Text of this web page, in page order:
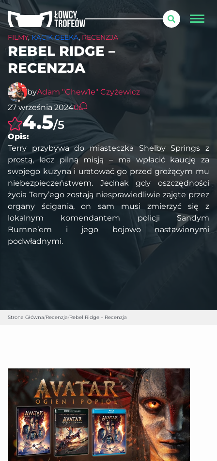
FILMY,KĄCIK GEEKA, RECENZJA
REBEL RIDGE –
RECENZJA
byAdam "Chew1e" Czyżewicz
27 września 20240
4.5/5
Opis:
Terry przybywa do miasteczka Shelby Springs z
prostą, lecz pilną misją – ma wpłacić kaucję za
swojego kuzyna i uratować go przed grożącym mu
niebezpieczeństwem. Jednak gdy oszczędności
życia Terry’ego zostają niesprawiedliwie zajęte przez
organy ścigania, on sam musi zmierzyć się z
lokalnym komendantem policji Sandym
Burnne’em i jego bojowo nastawionymi
podwładnymi.
Strona Główna/Recenzja/Rebel Ridge – Recenzja